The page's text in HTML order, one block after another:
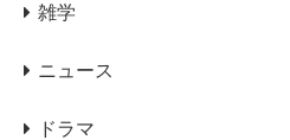
雑学
ニュース
ドラマ